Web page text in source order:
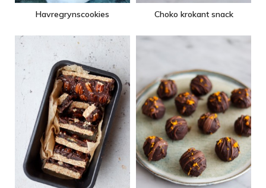
Havregrynscookies Choko krokant snack